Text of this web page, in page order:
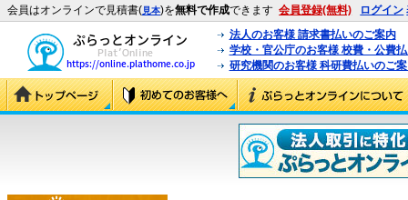
会員はオンラインで見積書(見本)を無料で作成できます 会員登録(無料) ログイン
法人のお客様 請求書払いのご案内
学校・官公庁のお客様 校費・公費
研究機関のお客様 科研費払いのご